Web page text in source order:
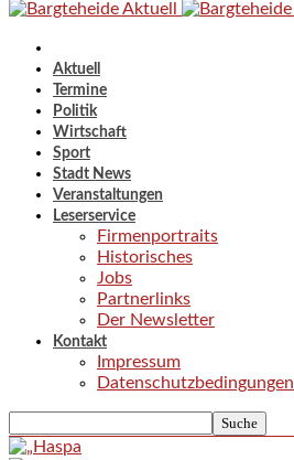
Aktuell
Termine
Politik
Wirtschaft
Sport
Stadt News
Veranstaltungen
Leserservice
Firmenportraits
Historisches
Jobs
Partnerlinks
Der Newsletter
Kontakt
Impressum
Datenschutzbedingungen